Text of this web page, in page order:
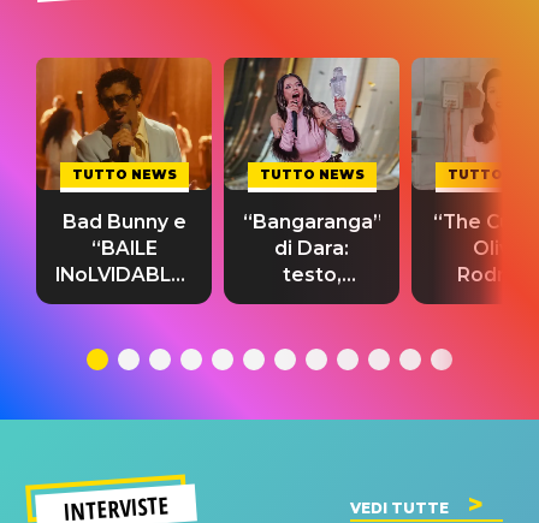
TUTTO NEWS
Bad Bunny e
“BAILE
INoLVIDABLE”:
testo,
significato
TUTTO NEWS
“Bangaranga”
di Dara:
testo,
traduzione e
del singolo
TUTTO
“The
Olivia
testo,
INTERVISTE VEDI TUTTE